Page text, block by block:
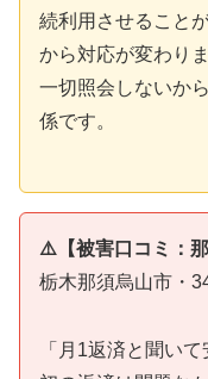
続利用させること
から対応が変わり
一切照会しないか
係です。
⚠️【被害口コミ：
栃木那須烏山市・
「月1返済と聞い